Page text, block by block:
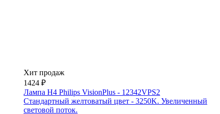
Хит продаж
1424 ₽
Лампа H4 Philips VisionPlus - 12342VPS2
Стандартный желтоватый цвет - 3250K. Увеличенный
световой поток.